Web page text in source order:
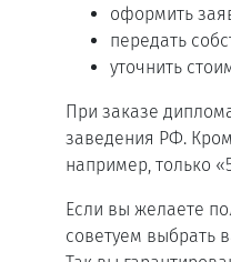
оформить
передать
уточнить
При заказе
заведения РФ.
например, только
Если вы желаете
советуем выбрать